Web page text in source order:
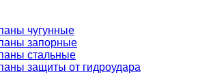
чугунные
запорные
стальные
защиты от гидроудара